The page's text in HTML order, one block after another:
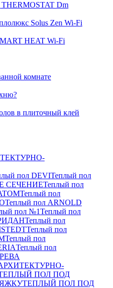
THERMOSTAT Dm
Solus Zen Wi-Fi
HEAT Wi-Fi
комнате
в плиточный клей
пол DEVIТеплый пол
СЕЧЕНИЕТеплый пол
Теплый пол
Теплый пол ARNOLD
пол №1Теплый пол
Теплый пол
Теплый пол
Теплый пол
Теплый пол
ПОЛ ПОД
ТЕПЛЫЙ ПОЛ ПОД